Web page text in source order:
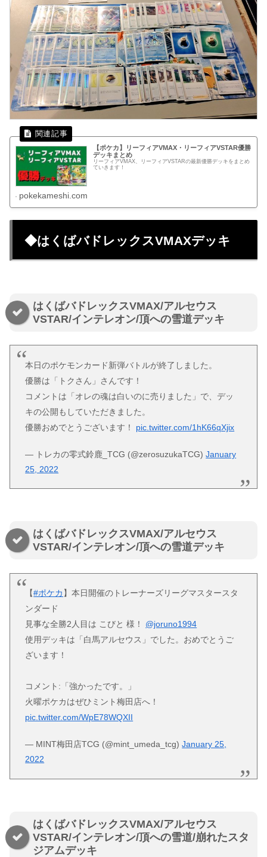
【ポケカ】リーフィアVMAX・リーフィアVSTAR優勝
デッキまとめ
リーフィアVMAX、リーフィアVSTARの最新優勝デッキをまとめ
ていきます！
pokekameshi.com
◆はくばバドレックスVMAXデッキ
はくばバドレックスVMAX/アルセウス
VSTAR/インテレオン/頂への雪道デッキ
本日のポケモンカード新弾バトルが終了しました。
優勝は「トクさん」さんです！
コメントは「オレの魂は白いのに売りました」で、デッ
キの公開もしていただきました。
優勝おめでとうございます！ pic.twitter.com/1hK66qXjix
— トレカの零式鈴鹿_TCG (@zerosuzukaTCG)January
25, 2022
はくばバドレックスVMAX/アルセウス
VSTAR/インテレオン/頂への雪道デッキ
【#ポケカ 】本日開催のトレーナーズリーグマスタースタ
ンダード
見事な全勝2人目は こびと 様！ @joruno1994
使用デッキは「白馬アルセウス」でした。おめでとうご
ざいます！
コメント:「強かったです。」
火曜ポケカはぜひミント梅田店へ！
pic.twitter.com/WpE78WQXII
— MINT梅田店TCG (@mint_umeda_tcg)January 25,
2022
はくばバドレックスVMAX/アルセウス
VSTAR/インテレオン/頂への雪道/崩れたスタ
ジアムデッキ